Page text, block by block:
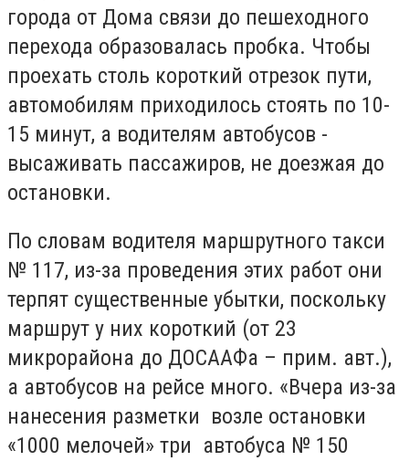
города от Дома связи до пешеходного
перехода образовалась пробка. Чтобы
проехать столь короткий отрезок пути,
автомобилям приходилось стоять по 10-
15 минут, а водителям автобусов -
высаживать пассажиров, не доезжая до
остановки.
По словам водителя маршрутного такси
№ 117, из-за проведения этих работ они
терпят существенные убытки, поскольку
маршрут у них короткий (от 23
микрорайона до ДОСААФа – прим. авт.),
а автобусов на рейсе много. «Вчера из-за
нанесения разметки возле остановки
«1000 мелочей» три автобуса № 150